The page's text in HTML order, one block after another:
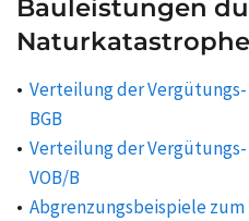
Bauleistungen
Verteilung der
BGB
Verteilung der
VOB/B
Abgrenzungsbeispiele